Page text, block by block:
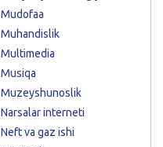
Mudofaa
Muhandislik
Multimedia
Musiqa
Muzeyshunoslik
Narsalar interneti
Neft va gaz ishi